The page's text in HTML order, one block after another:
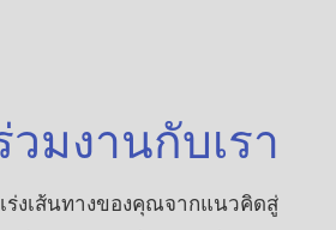
วมงานกับเรา
เร่งเส้นทางของคุณจากแนวคิดสู่